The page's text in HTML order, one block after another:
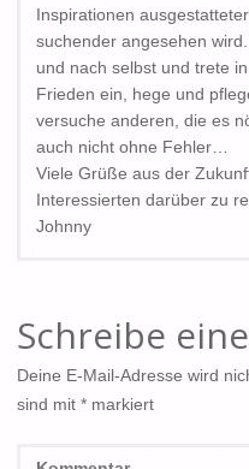
Inspirationen
suchender angesehen
und nach selbst und trete
Frieden ein, hege und
versuche anderen, die es
auch nicht ohne Fehler…
Viele Grüße aus der
Interessierten darüber zu
Johnny
Schreibe
Deine E-Mail-Adresse wird
sind mit *markiert